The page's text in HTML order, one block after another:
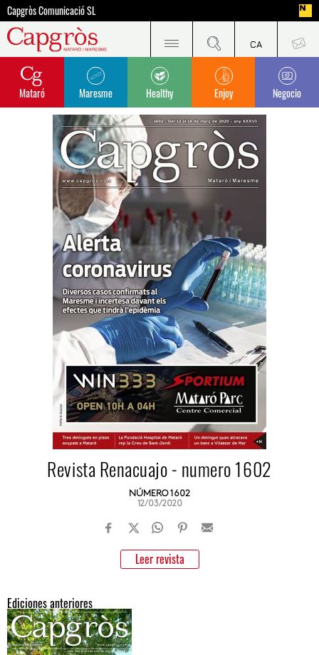
Capgròs Comunicació SL
Mataró Maresme Healthy Enjoy Negocio
Revista Renacuajo - numero 1602
NÚMERO 1602
12/03/2020
Leer revista
Ediciones anteriores